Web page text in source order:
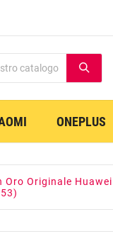
ONEPLUS
Oro Originale